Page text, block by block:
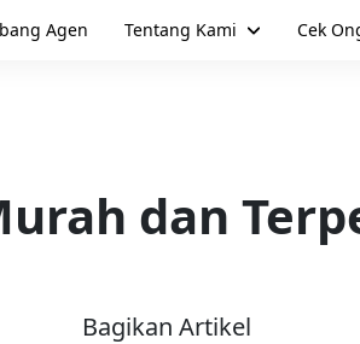
Agen Tentang Kami Cek
dan
Bagikan Artikel